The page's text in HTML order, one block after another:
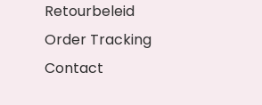
Retourbeleid
Order Tracking
Contact